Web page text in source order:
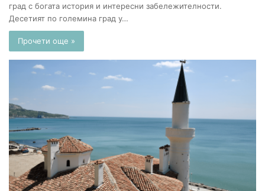
град с богата история и интересни забележителности.
Десетият по големина град у…
Прочети още »